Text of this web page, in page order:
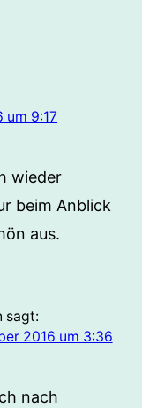
um 9:17
wieder
beim Anblick
aus.
sagt:
2016 um 3:36
nach